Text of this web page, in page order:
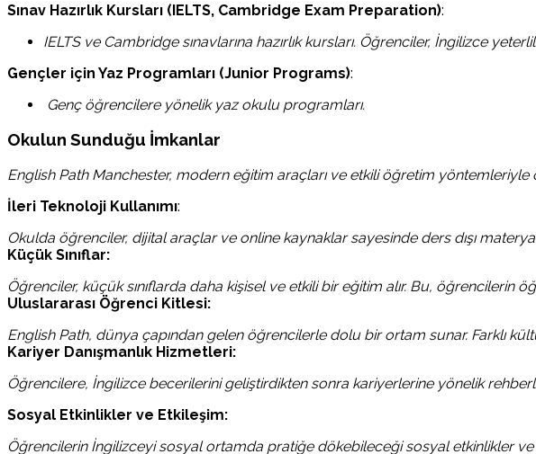
Sınav Hazırlık Kursları (IELTS, Cambridge Exam Preparation):
IELTS ve Cambridge sınavlarına hazırlık kursları. Öğrenciler, İngilizce
Gençler için Yaz Programları (Junior Programs):
Genç öğrencilere yönelik yaz okulu programları.
Okulun Sunduğu İmkanlar
English Path Manchester, modern eğitim araçları ve etkili öğretim
İleri Teknoloji Kullanımı:
Okulda öğrenciler, dijital araçlar ve online kaynaklar sayesinde ders dışı
Küçük Sınıflar:
Öğrenciler, küçük sınıflarda daha kişisel ve etkili bir eğitim alır. Bu, öğrencilerin
Uluslararası Öğrenci Kitlesi:
English Path, dünya çapından gelen öğrencilerle dolu bir ortam sunar. Farklı
Kariyer Danışmanlık Hizmetleri:
Öğrencilere, İngilizce becerilerini geliştirdikten sonra kariyerlerine yönelik
Sosyal Etkinlikler ve Etkileşim:
Öğrencilerin İngilizceyi sosyal ortamda pratiğe dökebileceği sosyal etkinlikler